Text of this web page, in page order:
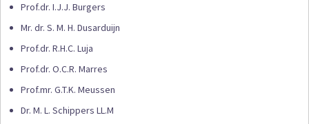
Prof.dr. I.J.J. Burgers
Mr. dr. S. M. H. Dusarduijn
Prof.dr. R.H.C. Luja
Prof.dr. O.C.R. Marres
Prof.mr. G.T.K. Meussen
Dr. M. L. Schippers LL.M